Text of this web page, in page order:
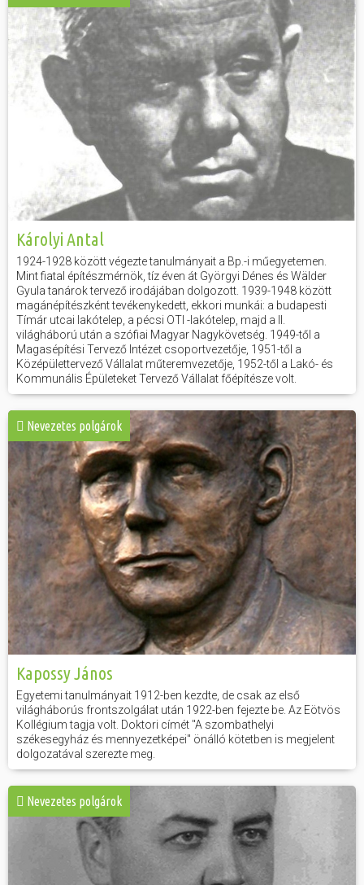
Károlyi Antal
1924-1928 között végezte tanulmányait a Bp.-i műegyetemen.
Mint fiatal építészmérnök, tíz éven át Györgyi Dénes és Wälder
Gyula tanárok tervező irodájában dolgozott. 1939-1948 között
magánépítészként tevékenykedett, ekkori munkái: a budapesti
Tímár utcai lakótelep, a pécsi OTI -lakótelep, majd a II.
világháború után a szófiai Magyar Nagykövetség. 1949-től a
Magasépítési Tervező Intézet csoportvezetője, 1951-től a
Középülettervező Vállalat műteremvezetője, 1952-től a Lakó- és
Kommunális Épületeket Tervező Vállalat főépítésze volt.
Nevezetes polgárok
Kapossy János
Egyetemi tanulmányait 1912-ben kezdte, de csak az első
világháborús frontszolgálat után 1922-ben fejezte be. Az Eötvös
Kollégium tagja volt. Doktori címét "A szombathelyi
székesegyház és mennyezetképei" önálló kötetben is megjelent
dolgozatával szerezte meg.
Nevezetes polgárok